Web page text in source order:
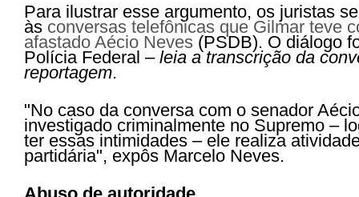
Para ilustrar esse argumento, os juristas
às conversas telefônicas que Gilmar teve
afastado Aécio Neves (PSDB). O diálogo
Polícia Federal – leia a transcrição da
reportagem.
"No caso da conversa com o senador
investigado criminalmente no Supremo –
ter essas intimidades – ele realiza
partidária", expôs Marcelo Neves.